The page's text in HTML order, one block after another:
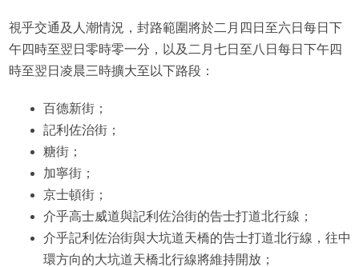
視乎交通及人潮情況，封路範圍將於二月四日至六日每日下
午四時至翌日零時零一分，以及二月七日至八日每日下午四
時至翌日凌晨三時擴大至以下路段：
百德新街；
記利佐治街；
糖街；
加寧街；
京士頓街；
介乎高士威道與記利佐治街的告士打道北行線；
介乎記利佐治街與大坑道天橋的告士打道北行線，往中
環方向的大坑道天橋北行線將維持開放；